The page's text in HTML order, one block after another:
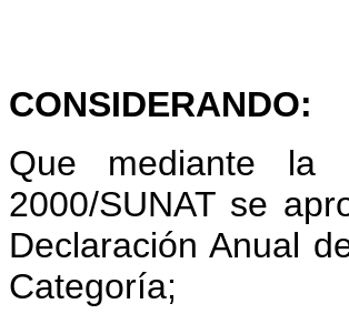
CONSIDERANDO:
Que mediante la
2000/SUNAT se
Declaración Anual
Categoría;